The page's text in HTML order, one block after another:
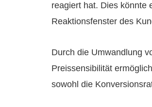
reagiert hat. Dies könnte
Reaktionsfenster des
Durch die Umwandlung
Preissensibilität
sowohl die